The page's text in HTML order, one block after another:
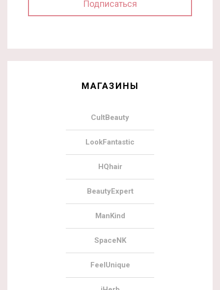
МАГАЗИНЫ
CultBeauty
LookFantastic
HQhair
BeautyExpert
ManKind
SpaceNK
FeelUnique